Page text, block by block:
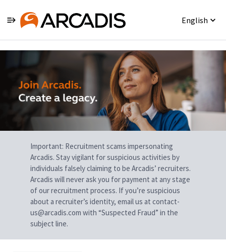
English
Single
Position
Important: Recruitment scams impersonating
Arcadis. Stay vigilant for suspicious activities by
individuals falsely claiming to be Arcadis’ recruiters.
Arcadis will never ask you for payment at any stage
of our recruitment process. If you’re suspicious
about a recruiter’s identity, email us at contact-
us@arcadis.com with “Suspected Fraud” in the
subject line.